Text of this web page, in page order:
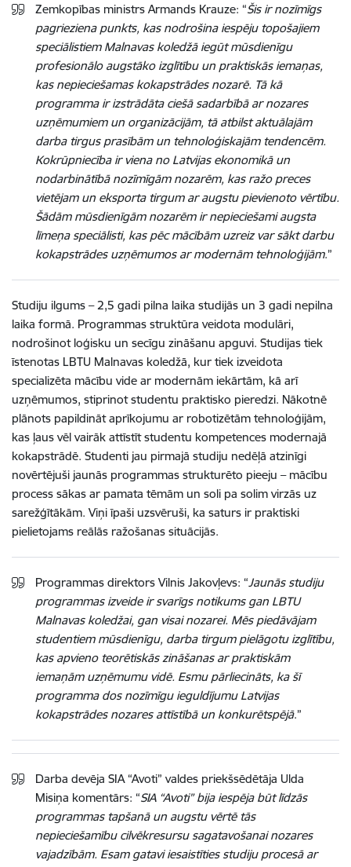
Zemkopības ministrs Armands Krauze: “Šis ir nozīmīgs
pagrieziena punkts, kas nodrošina iespēju topošajiem
speciālistiem Malnavas koledžā iegūt mūsdienīgu
profesionālo augstāko izglītību un praktiskās iemaņas,
kas nepieciešamas kokapstrādes nozarē. Tā kā
programma ir izstrādāta ciešā sadarbībā ar nozares
uzņēmumiem un organizācijām, tā atbilst aktuālajām
darba tirgus prasībām un tehnoloģiskajām tendencēm.
Kokrūpniecība ir viena no Latvijas ekonomikā un
nodarbinātībā nozīmīgām nozarēm, kas ražo preces
vietējam un eksporta tirgum ar augstu pievienoto vērtību.
Šādām mūsdienīgām nozarēm ir nepieciešami augsta
līmeņa speciālisti, kas pēc mācībām uzreiz var sākt darbu
kokapstrādes uzņēmumos ar modernām tehnoloģijām.”
Studiju ilgums – 2,5 gadi pilna laika studijās un 3 gadi nepilna
laika formā. Programmas struktūra veidota modulāri,
nodrošinot loģisku un secīgu zināšanu apguvi. Studijas tiek
īstenotas LBTU Malnavas koledžā, kur tiek izveidota
specializēta mācību vide ar modernām iekārtām, kā arī
uzņēmumos, stiprinot studentu praktisko pieredzi. Nākotnē
plānots papildināt aprīkojumu ar robotizētām tehnoloģijām,
kas ļaus vēl vairāk attīstīt studentu kompetences modernajā
kokapstrādē. Studenti jau pirmajā studiju nedēļā atzinīgi
novērtējuši jaunās programmas strukturēto pieeju – mācību
process sākas ar pamata tēmām un soli pa solim virzās uz
sarežģītākām. Viņi īpaši uzsvēruši, ka saturs ir praktiski
pielietojams reālās ražošanas situācijās.
Programmas direktors Vilnis Jakovļevs: “Jaunās studiju
programmas izveide ir svarīgs notikums gan LBTU
Malnavas koledžai, gan visai nozarei. Mēs piedāvājam
studentiem mūsdienīgu, darba tirgum pielāgotu izglītību,
kas apvieno teorētiskās zināšanas ar praktiskām
iemaņām uzņēmumu vidē. Esmu pārliecināts, ka šī
programma dos nozīmīgu ieguldījumu Latvijas
kokapstrādes nozares attīstībā un konkurētspējā.”
Darba devēja SIA “Avoti” valdes priekšsēdētāja Ulda
Misiņa komentārs: “SIA “Avoti” bija iespēja būt līdzās
programmas tapšanā un augstu vērtē tās
nepieciešamību cilvēkresursu sagatavošanai nozares
vajadzībām. Esam gatavi iesaistīties studiju procesā ar